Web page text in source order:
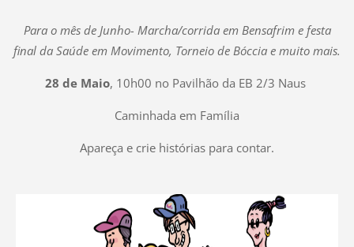
Para o mês de Junho- Marcha/corrida em Bensafrim e festa
final da Saúde em Movimento, Torneio de Bóccia e muito mais.
28 de Maio, 10h00 no Pavilhão da EB 2/3 Naus
Caminhada em Família
Apareça e crie histórias para contar.